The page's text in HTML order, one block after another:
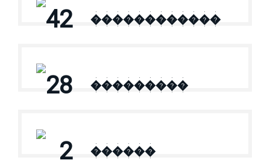
42 ������������
28 ���������
2 ������